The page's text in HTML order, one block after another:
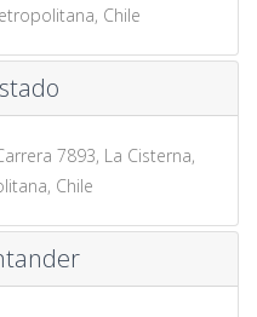
Chile
7893, La Cisterna,
Chile